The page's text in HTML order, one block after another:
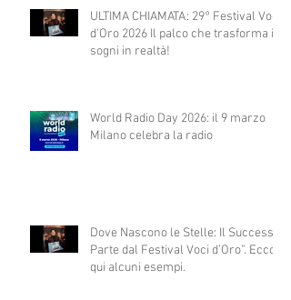
ULTIMA CHIAMATA: 29° Festival Voci
d'Oro 2026 Il palco che trasforma i
sogni in realtà!
World Radio Day 2026: il 9 marzo
Milano celebra la radio
Dove Nascono le Stelle: Il Successo
Parte dal Festival Voci d’Oro”. Ecco
qui alcuni esempi.